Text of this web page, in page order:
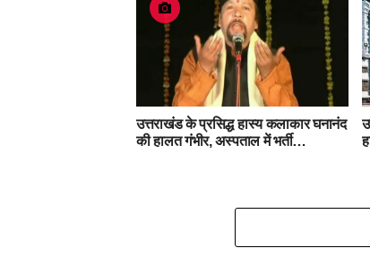
उत्तराखंड के प्रसिद्ध हास्य कलाकार घनानंद
की हालत गंभीर, अस्पताल में भर्ती…